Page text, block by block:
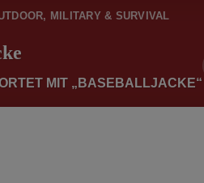
MILITARY & SURVIVAL
MIT „BASEBALLJACKE“